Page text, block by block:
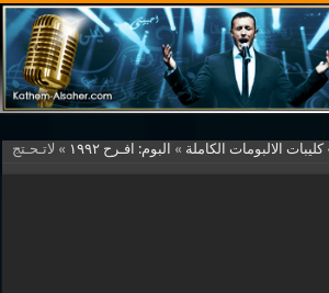
كليبات الالبومات الكاملة » البوم: افـرح ١٩٩٢ » لاتـحـتج